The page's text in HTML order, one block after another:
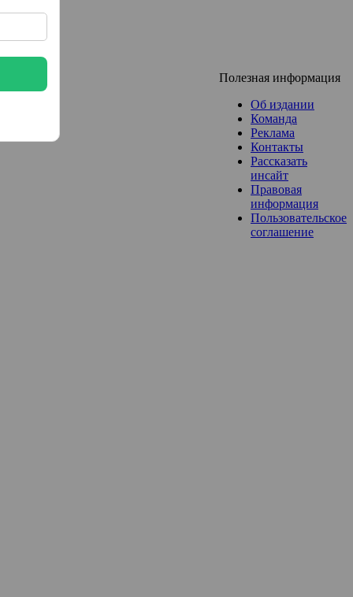
Полезная информация
Об издании
Команда
Реклама
Контакты
Рассказать
инсайт
Правовая
информация
Пользовательское
соглашение